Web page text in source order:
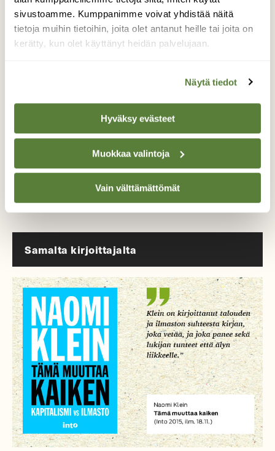
sivustoamme. Kumppanimme voivat yhdistää näitä
tietoja muihin tietoihin, joita olet antanut heille tai joita on
kerätty, kun olet käyttänyt heidän palvelujaan.
Näytä tiedot
Hyväksy evästeet
Muokkaa valintoja
Vain välttämättömät
Tilaa Suomen Luonto
Tue ajankohtaista ja asiantuntevaa
Tilaa Suomen Luonto ja tule mukaan
Alk. 3 numeroa 23,40 €.
Tilaa nyt!
Samalta kirjoittajalta